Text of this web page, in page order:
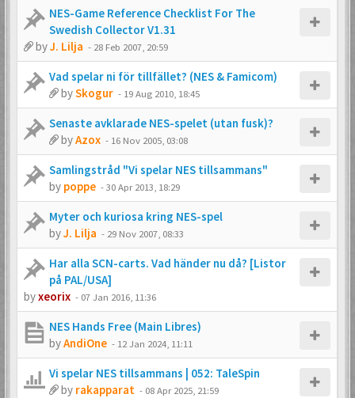
NES-Game Reference Checklist For The
Swedish Collector V1.31
byJ. Lilja - 28 Feb 2007, 20:59
Vad spelar ni för tillfället? (NES & Famicom)
bySkogur - 19 Aug 2010, 18:45
Senaste avklarade NES-spelet (utan fusk)?
byAzox - 16 Nov 2005, 03:08
Samlingstråd "Vi spelar NES tillsammans"
by poppe -30 Apr 2013, 18:29
Myter och kuriosa kring NES-spel
byJ. Lilja - 29 Nov 2007, 08:33
Har alla SCN-carts. Vad händer nu då? [Listor
på PAL/USA]
byxeorix - 07 Jan 2016, 11:36
NES Hands Free (Main Libres)
byAndiOne - 12 Jan 2024, 11:11
Vi spelar NES tillsammans | 052: TaleSpin
by rakapparat - 08 Apr 2025, 21:59